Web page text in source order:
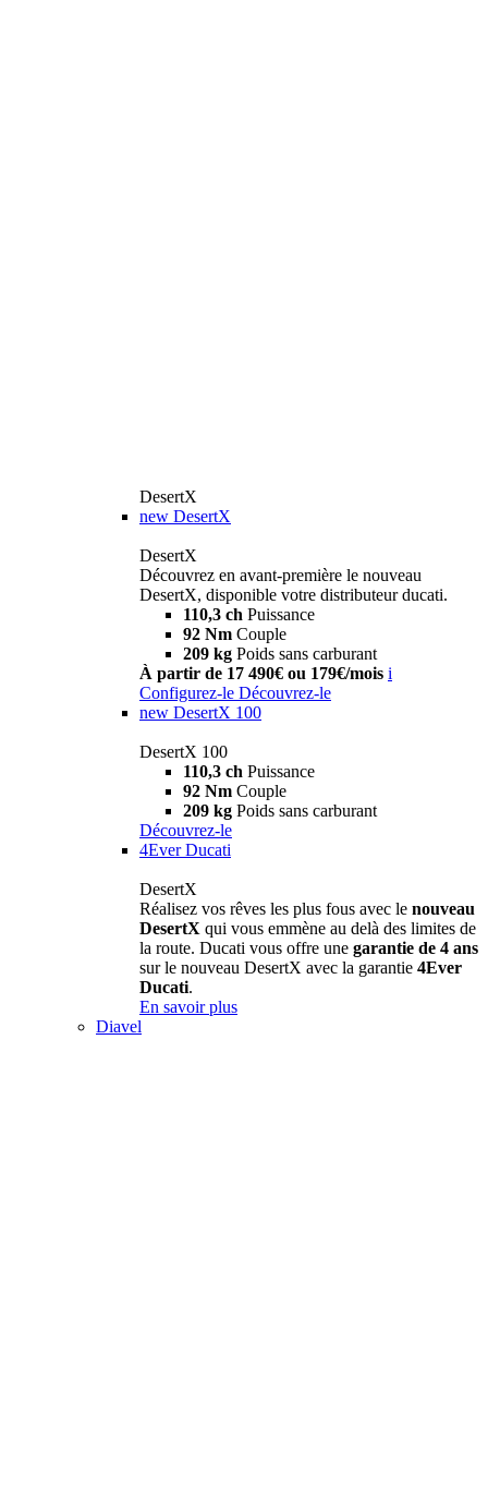
DesertX
new DesertX
DesertX
Découvrez en avant-première le nouveau
DesertX, disponible votre distributeur ducati.
110,3 ch Puissance
92 Nm Couple
209 kg Poids sans carburant
À partir de 17 490€ ou 179€/mois i
Configurez-le Découvrez-le
new DesertX 100
DesertX 100
110,3 ch Puissance
92 Nm Couple
209 kg Poids sans carburant
Découvrez-le
4Ever Ducati
DesertX
Réalisez vos rêves les plus fous avec le nouveau
DesertX qui vous emmène au delà des limites de
la route. Ducati vous offre une garantie de 4 ans
sur le nouveau DesertX avec la garantie 4Ever
Ducati.
En savoir plus
Diavel